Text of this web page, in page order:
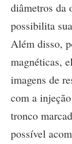
diâmetros da
possibilita
Além disso,
magnéticas,
imagens de
com a
tronco
possível